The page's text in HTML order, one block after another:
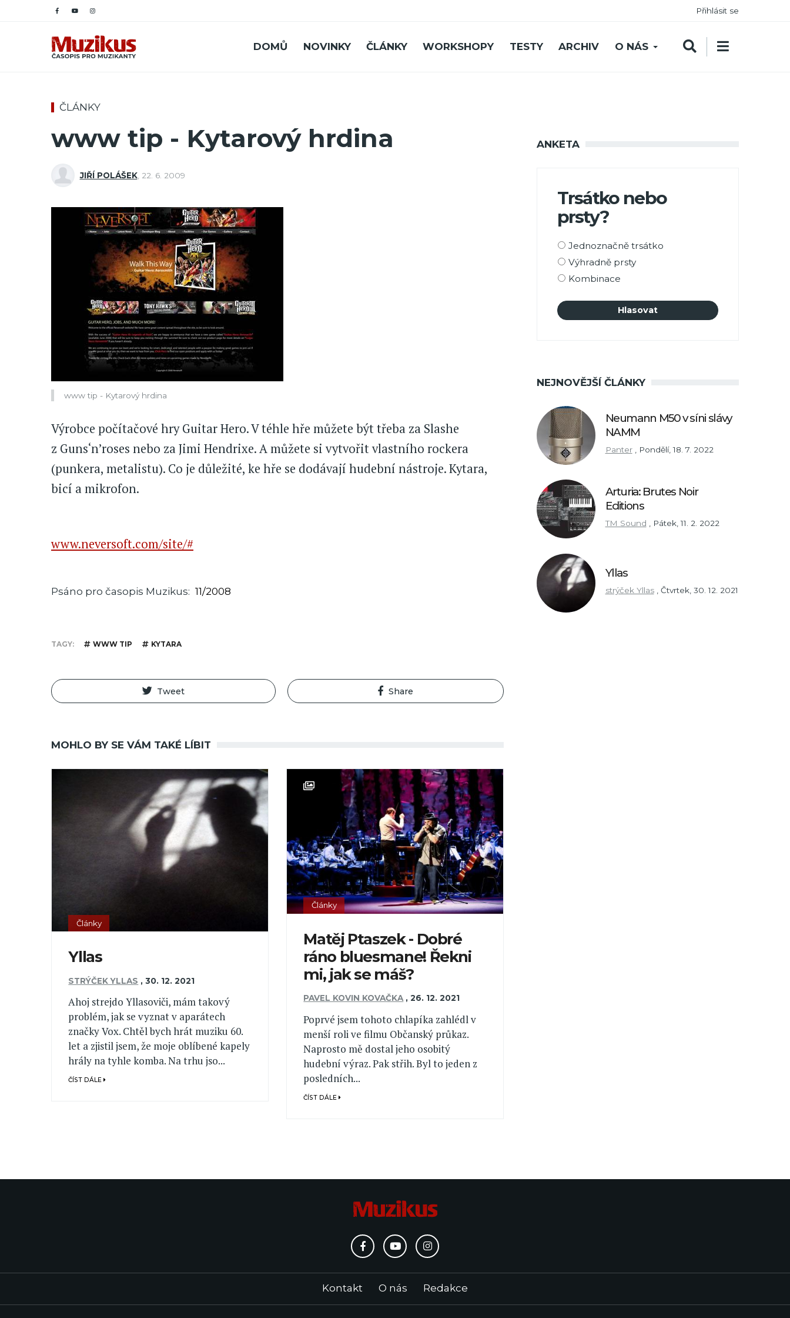
Přihlásit se
DOMŮ NOVINKY ČLÁNKY WORKSHOPY TESTY ARCHIV O NÁS
ČLÁNKY
www tip - Kytarový hrdina
JIŘÍ POLÁŠEK, 22. 6. 2009
www tip - Kytarový hrdina
Výrobce počítačové hry Guitar Hero. V téhle hře můžete být třeba za Slashe
z Guns‘n’roses nebo za Jimi Hendrixe. A můžete si vytvořit vlastního rockera
(punkera, metalistu). Co je důležité, ke hře se dodávají hudební nástroje. Kytara,
bicí a mikrofon.
www.neversoft.com/site/#
Psáno pro časopis Muzikus 11/2008
TAGY WWW TIP KYTARA
Tweet Share
MOHLO BY SE VÁM TAKÉ LÍBIT
Články
Yllas
STRÝČEK YLLAS ,30. 12. 2021
Ahoj strejdo Yllasoviči, mám takový
problém, jak se vyznat v aparátech
značky Vox. Chtěl bych hrát muziku 60.
let a zjistil jsem, že moje oblíbené kapely
hrály na tyhle komba. Na trhu jso...
ČÍST DÁLE
Články
Matěj Ptaszek - Dobré
ráno bluesmane! Řekni
mi, jak se máš?
PAVEL KOVIN KOVAČKA ,26. 12. 2021
Poprvé jsem tohoto chlapíka zahlédl v
menší roli ve filmu Občanský průkaz.
Naprosto mě dostal jeho osobitý
hudební výraz. Pak střih. Byl to jeden z
posledních...
ČÍST DÁLE
ANKETA
Trsátko nebo
prsty?
Možnosti
výběru
Jednoznačně trsátko
Výhradně prsty
Kombinace
NEJNOVĚJŠÍ ČLÁNKY
Neumann M50 v síni slávy
NAMM
Panter Pondělí, 18. 7. 2022
Arturia: Brutes Noir
Editions
TM Sound , Pátek, 11. 2. 2022
Yllas
strýček Yllas Čtvrtek, 30. 12. 2021
Kontakt O nás Redakce